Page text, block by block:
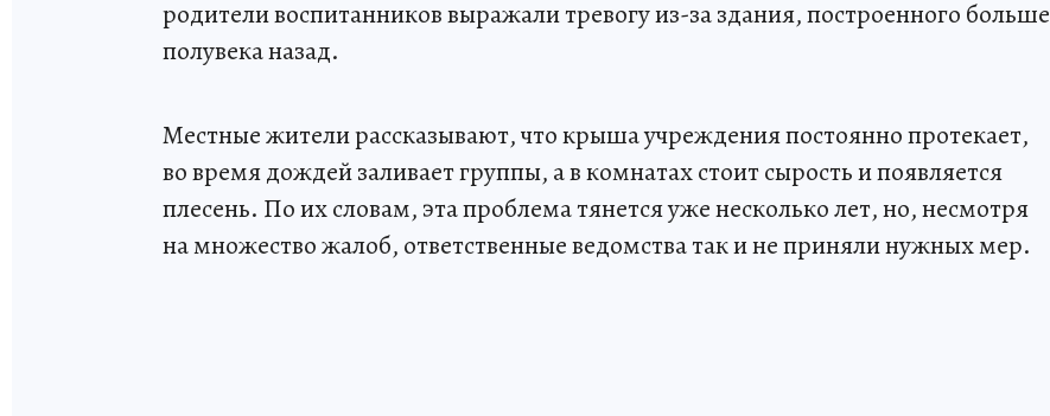
родители воспитанников выражали тревогу из-за здания, построенного больше
полувека назад.
Местные жители рассказывают, что крыша учреждения постоянно протекает,
во время дождей заливает группы, а в комнатах стоит сырость и появляется
плесень. По их словам, эта проблема тянется уже несколько лет, но, несмотря
на множество жалоб, ответственные ведомства так и не приняли нужных мер.